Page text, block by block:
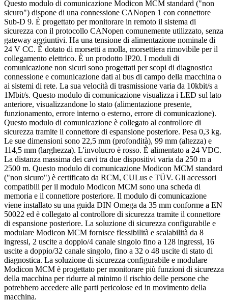
Questo modulo di comunicazione Modicon MCM standard ("non
sicuro") dispone di una connessione CANopen 1 con connettore
Sub-D 9. È progettato per monitorare in remoto il sistema di
sicurezza con il protocollo CANopen comunemente utilizzato, senza
gateway aggiuntivi. Ha una tensione di alimentazione nominale di
24 V CC. È dotato di morsetti a molla, morsettiera rimovibile per il
collegamento elettrico. È un prodotto IP20. I moduli di
comunicazione non sicuri sono progettati per scopi di diagnostica
connessione e comunicazione dati al bus di campo della macchina o
ai sistemi di rete. La sua velocità di trasmissione varia da 10kbit/s a
1Mbit/s. Questo modulo di comunicazione visualizza i LED sul lato
anteriore, visualizzandone lo stato (alimentazione presente,
funzionamento, errore interno o esterno, errore di comunicazione).
Questo modulo di comunicazione è collegato al controllore di
sicurezza tramite il connettore di espansione posteriore. Pesa 0,3 kg.
Le sue dimensioni sono 22,5 mm (profondità), 99 mm (altezza) e
114,5 mm (larghezza). L'involucro è rosso. È alimentato a 24 VDC.
La distanza massima dei cavi tra due dispositivi varia da 250 m a
2500 m. Questo modulo di comunicazione Modicon MCM standard
("non sicuro") è certificato da RCM, CULus e TÜV. Gli accessori
compatibili per il modulo Modicon MCM sono una scheda di
memoria e il connettore posteriore. Il modulo di comunicazione
viene installato su una guida DIN Omega da 35 mm conforme a EN
50022 ed è collegato al controllore di sicurezza tramite il connettore
di espansione posteriore. La soluzione di sicurezza configurabile e
modulare Modicon MCM fornisce flessibilità e scalabilità da 8
ingressi, 2 uscite a doppio/4 canale singolo fino a 128 ingressi, 16
uscite a doppio/32 canale singolo, fino a 32 o 48 uscite di stato di
diagnostica. La soluzione di sicurezza configurabile e modulare
Modicon MCM è progettato per monitorare più funzioni di sicurezza
della macchina per ridurre al minimo il rischio delle persone che
potrebbero accedere alle parti pericolose ed in movimento della
macchina.